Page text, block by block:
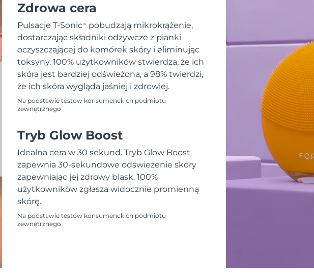
Zdrowa cera
Pulsacje T-SonicTM
pobudzają mikrokrążenie,
dostarczając składniki odżywcze z pianki
oczyszczającej do komórek skóry i eliminując
toksyny. 100% użytkowników stwierdza, że ich
skóra jest bardziej odświeżona, a 98% twierdzi,
że ich skóra wygląda jaśniej i zdrowiej.
Na podstawie testów konsumenckich podmiotu
zewnętrznego
Tryb Glow Boost
Idealna cera w 30 sekund. Tryb Glow Boost
zapewnia 30-sekundowe odświeżenie skóry
zapewniając jej zdrowy blask. 100%
użytkowników zgłasza widocznie promienną
skórę.
Na podstawie testów konsumenckich podmiotu
zewnętrznego